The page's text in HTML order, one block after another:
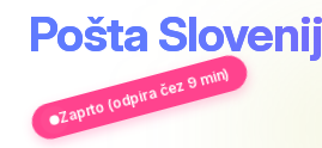
Pošta
Zaprto (odpira čez 9 min)